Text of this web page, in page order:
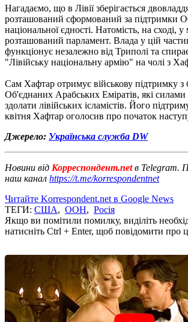
Нагадаємо, що в Лівії зберігається
розташований сформований за підтримки
національної єдності. Натомість, на сході, у
розташований парламент. Влада у цій
функціонує незалежно від Триполі та
"Лівійську національну армію" на чолі з
Сам Хафтар отримує військову підтримку з
Об'єднаних Арабських Еміратів, які
здолати лівійських ісламістів. Його
квітня Хафтар оголосив про початок
Джерело: Українська служба DW
Новини від Корреспондент.netв Telegram.
наш канал https://t.me/korrespondentnet
Читайте Korrespondent.net в Google News
ТЕГИ: США, ООН, Росія
Якщо ви помітили помилку, виділіть
натисніть Ctrl + Enter, щоб повідомити про